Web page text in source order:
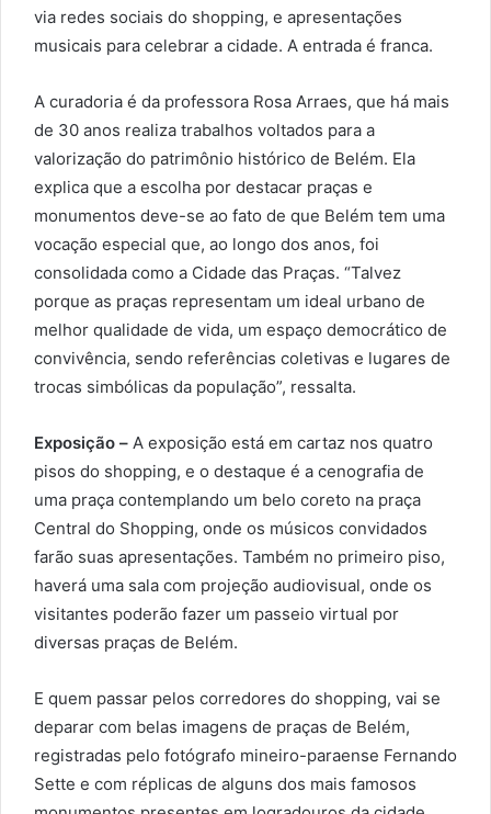
via redes sociais do shopping, e apresentações
musicais para celebrar a cidade. A entrada é franca.
A curadoria é da professora Rosa Arraes, que há mais
de 30 anos realiza trabalhos voltados para a
valorização do patrimônio histórico de Belém. Ela
explica que a escolha por destacar praças e
monumentos deve-se ao fato de que Belém tem uma
vocação especial que, ao longo dos anos, foi
consolidada como a Cidade das Praças. “Talvez
porque as praças representam um ideal urbano de
melhor qualidade de vida, um espaço democrático de
convivência, sendo referências coletivas e lugares de
trocas simbólicas da população”, ressalta.
Exposição – A exposição está em cartaz nos quatro
pisos do shopping, e o destaque é a cenografia de
uma praça contemplando um belo coreto na praça
Central do Shopping, onde os músicos convidados
farão suas apresentações. Também no primeiro piso,
haverá uma sala com projeção audiovisual, onde os
visitantes poderão fazer um passeio virtual por
diversas praças de Belém.
E quem passar pelos corredores do shopping, vai se
deparar com belas imagens de praças de Belém,
registradas pelo fotógrafo mineiro-paraense Fernando
Sette e com réplicas de alguns dos mais famosos